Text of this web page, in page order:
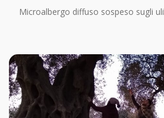
Microalbergo diffuso sospeso sugli